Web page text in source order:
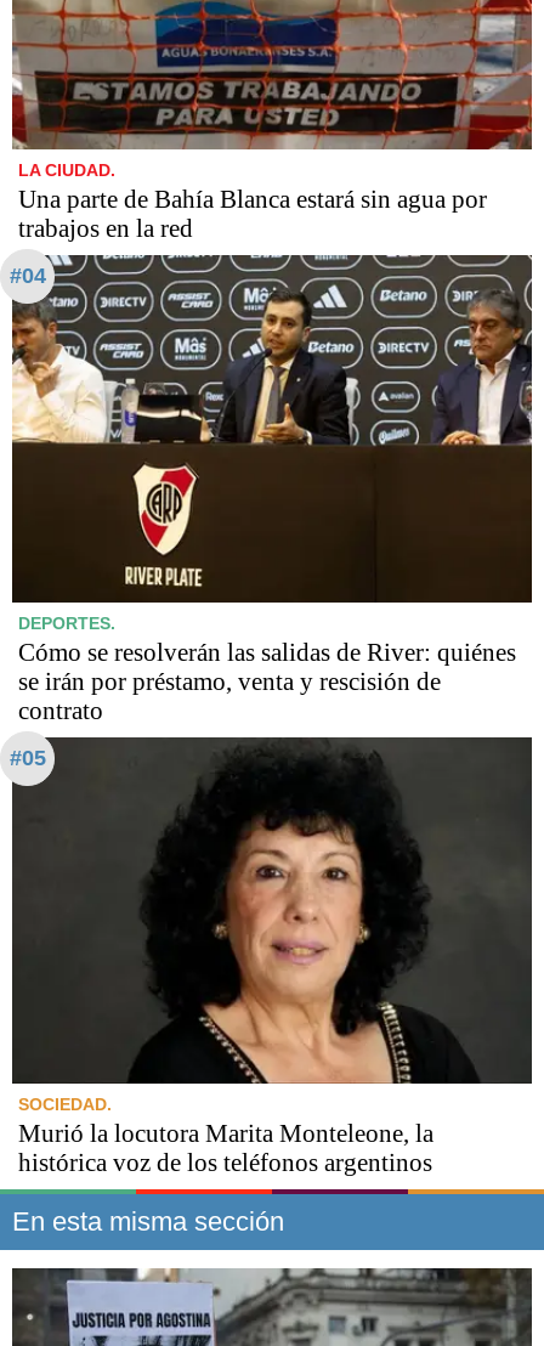
LA CIUDAD.
Una parte de Bahía Blanca estará sin agua por
trabajos en la red
#04
DEPORTES.
Cómo se resolverán las salidas de River: quiénes
se irán por préstamo, venta y rescisión de
contrato
#05
SOCIEDAD.
Murió la locutora Marita Monteleone, la
histórica voz de los teléfonos argentinos
En esta misma sección